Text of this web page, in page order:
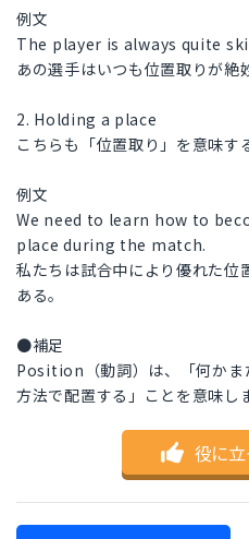
例文
The player is always quite
あの選手はいつも位置取りが絶
2. Holding a place
こちらも「位置取り」を意味す
例文
We need to learn how to
place during the match.
私たちは試合中により優れた位
ある。
●補足
Position（動詞）は、「何かま
方法で配置する」ことを意味し
役に